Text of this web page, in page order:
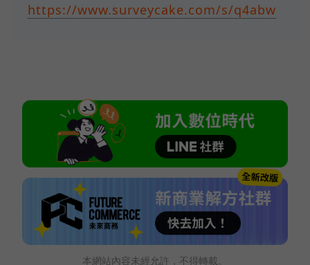
https://www.surveycake.com/s/q4abw
本網站內容未經允許，不得轉載。